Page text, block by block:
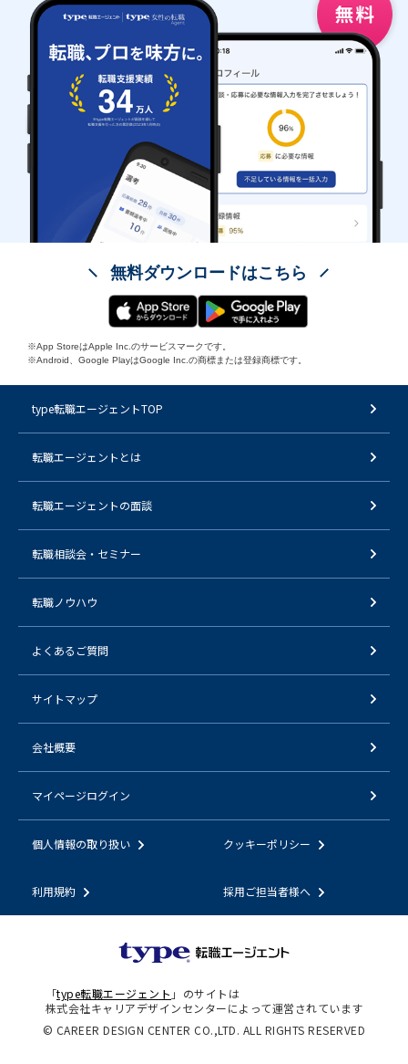
無料ダウンロードはこちら
※App StoreはApple Inc.のサービスマークです。
※Android、Google PlayはGoogle Inc.の商標または登録商標です。
type転職エージェントTOP
転職エージェントとは
転職エージェントの面談
転職相談会・セミナー
転職ノウハウ
よくあるご質問
サイトマップ
会社概要
マイページログイン
個人情報の取り扱い クッキーポリシー
利用規約 採用ご担当者様へ
「type転職エージェント 」のサイトは
株式会社キャリアデザインセンターによって運営されています
© CAREER DESIGN CENTER CO.,LTD. ALL RIGHTS RESERVED